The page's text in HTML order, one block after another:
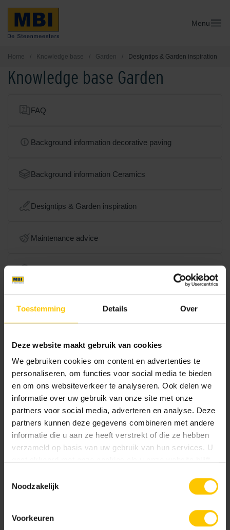
Toestemming Details Over
Deze website maakt gebruik van cookies
We gebruiken cookies om content en advertenties te
personaliseren, om functies voor social media te bieden
en om ons websiteverkeer te analyseren. Ook delen we
informatie over uw gebruik van onze site met onze
partners voor social media, adverteren en analyse. Deze
partners kunnen deze gegevens combineren met andere
informatie die u aan ze heeft verstrekt of die ze hebben
verzameld op basis van uw gebruik van hun services. U
Noodzakelijk
Voorkeuren
Menu
Home / Knowledge base / Garden / Designtips & Garden inspiration
Knowledge base Garden
FAQ
Background information decorative paving
Background information Ceramics
Designtips & Garden inspiration
Maintenance advice
Designtips & Garden inspiration
Inspire others with your garden!
Read article
Autumn: the forgotten gardening season